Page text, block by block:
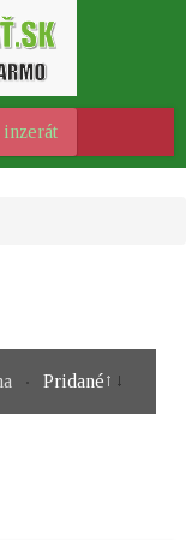
Pridané